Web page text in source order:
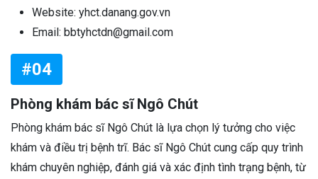
Website: yhct.danang.gov.vn
Email: bbtyhctdn@gmail.com
#04
Phòng khám bác sĩ Ngô Chút
Phòng khám bác sĩ Ngô Chút là lựa chọn lý tưởng cho việc
khám và điều trị bệnh trĩ. Bác sĩ Ngô Chút cung cấp quy trình
khám chuyên nghiệp, đánh giá và xác định tình trạng bệnh, từ